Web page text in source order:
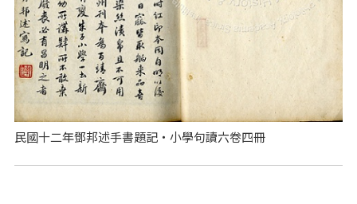
民國十二年鄧邦述手書題記‧小學句讀六卷四冊